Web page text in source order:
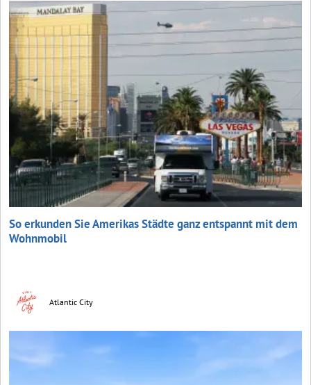
So erkunden Sie Amerikas Städte ganz entspannt mit dem
Wohnmobil
Atlantic City